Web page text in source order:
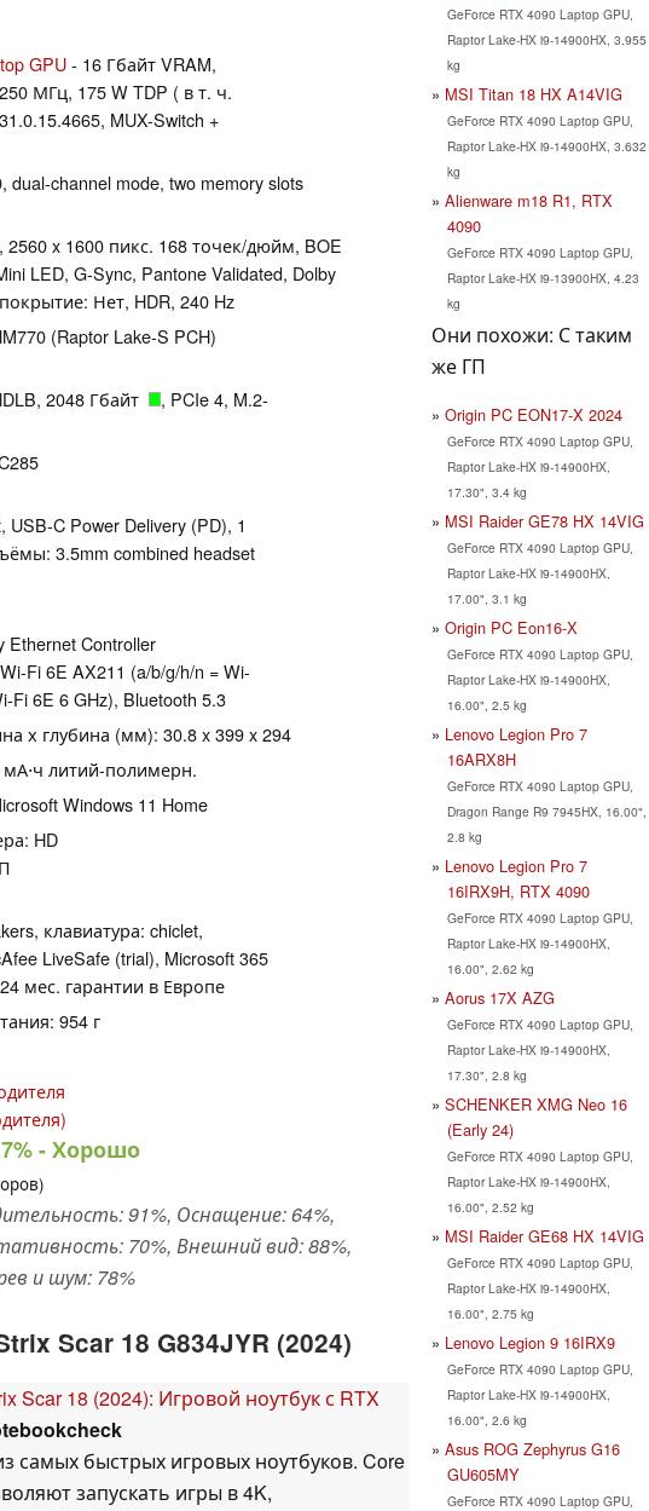
GPU- 16 Гбайт VRAM,
МГц, 175 W TDP ( в т. ч.
MUX-Switch +
dual-channel mode, two memory slots
x 1600 пикс. 168 точек/дюйм, BOE
LED, G-Sync, Pantone Validated, Dolby
Нет, HDR, 240 Hz
(Raptor Lake-S PCH)
2048 Гбайт
, PCIe 4, M.2-
C Power Delivery (PD), 1
3.5mm combined headset
Ethernet Controller
Fi 6E AX211 (a/b/g/h/n = Wi-
Fi 6E 6 GHz), Bluetooth 5.3
х глубина (мм): 30.8 x 399 x 294
мА⋅ч литий-полимерн.
Windows 11 Home
HD
клавиатура: chiclet,
LiveSafe (trial), Microsoft 365
мес. гарантии в Европе
954 г
- Хорошо
91%, Оснащение: 64%,
70%, Внешний вид: 88%,
и шум: 78%
Scar 18 G834JYR (2024)
Scar 18 (2024): Игровой ноутбук с RTX
самых быстрых игровых ноутбуков. Core
запускать игры в 4K,
GeForce RTX 4090 Laptop GPU,
Raptor Lake-HX i9-14900HX, 3.955
kg
MSI Titan 18 HX A14VIG
GeForce RTX 4090 Laptop GPU,
Raptor Lake-HX i9-14900HX, 3.632
kg
Alienware m18 R1, RTX
4090
GeForce RTX 4090 Laptop GPU,
Raptor Lake-HX i9-13900HX, 4.23
kg
Они похожи: С таким
же ГП
Origin PC EON17-X 2024
GeForce RTX 4090 Laptop GPU,
Raptor Lake-HX i9-14900HX,
17.30", 3.4 kg
MSI Raider GE78 HX 14VIG
GeForce RTX 4090 Laptop GPU,
Raptor Lake-HX i9-14900HX,
17.00", 3.1 kg
Origin PC Eon16-X
GeForce RTX 4090 Laptop GPU,
Raptor Lake-HX i9-14900HX,
16.00", 2.5 kg
Lenovo Legion Pro 7
16ARX8H
GeForce RTX 4090 Laptop GPU,
Dragon Range R9 7945HX, 16.00",
2.8 kg
Lenovo Legion Pro 7
16IRX9H, RTX 4090
GeForce RTX 4090 Laptop GPU,
Raptor Lake-HX i9-14900HX,
16.00", 2.62 kg
Aorus 17X AZG
GeForce RTX 4090 Laptop GPU,
Raptor Lake-HX i9-14900HX,
17.30", 2.8 kg
SCHENKER XMG Neo 16
(Early 24)
GeForce RTX 4090 Laptop GPU,
Raptor Lake-HX i9-14900HX,
16.00", 2.52 kg
MSI Raider GE68 HX 14VIG
GeForce RTX 4090 Laptop GPU,
Raptor Lake-HX i9-14900HX,
16.00", 2.75 kg
Lenovo Legion 9 16IRX9
GeForce RTX 4090 Laptop GPU,
Raptor Lake-HX i9-14900HX,
16.00", 2.6 kg
Asus ROG Zephyrus G16
GU605MY
GeForce RTX 4090 Laptop GPU,